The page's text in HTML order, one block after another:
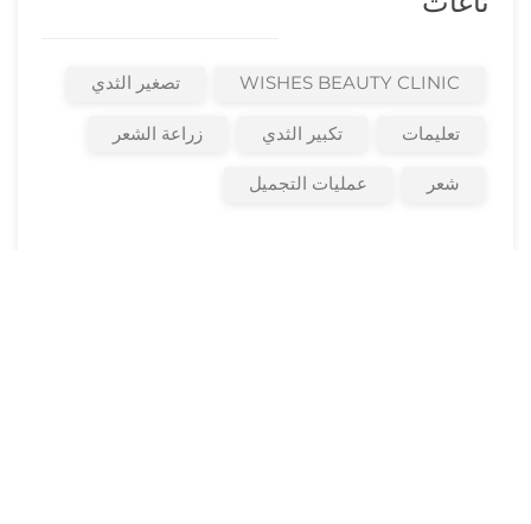
WISHES BEAUTY CLINIC تصغير الثدي
تعليمات تكبير الثدي زراعة الشعر
شعر عمليات التجميل